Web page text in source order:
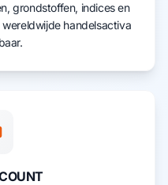
grondstoffen, indices en
handelsactiva